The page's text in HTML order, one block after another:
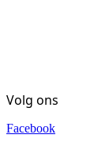
Volg ons
Facebook